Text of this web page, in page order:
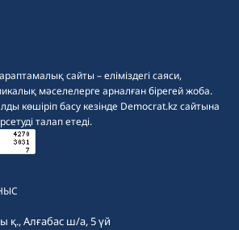
сайты – еліміздегі саяси,
мәселелерге арналған бірегей жоба.
көшіріп басу кезінде Democrat.kz сайтына
талап етеді.
қ., Алғабас ш/а, 5 үй